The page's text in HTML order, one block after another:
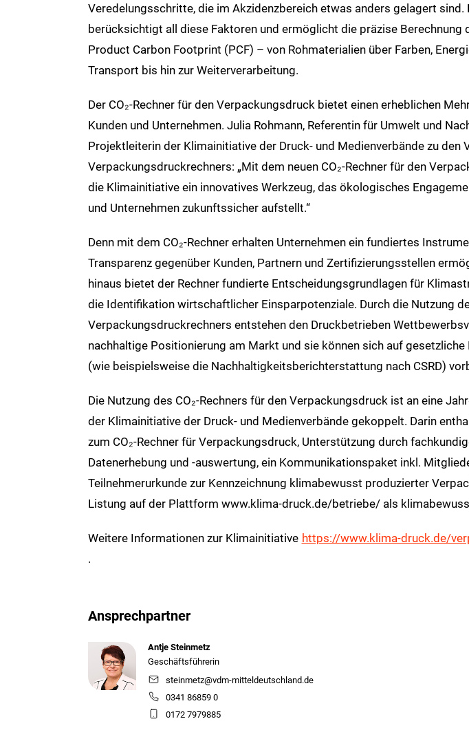
Veredelungsschritte, die im Akzidenzbereich etwas anders gelagert sind.
berücksichtigt all diese Faktoren und ermöglicht die präzise Berechnung
Product Carbon Footprint (PCF) – von Rohmaterialien über Farben,
Transport bis hin zur Weiterverarbeitung.
Der CO₂-Rechner für den Verpackungsdruck bietet einen erheblichen
Kunden und Unternehmen. Julia Rohmann, Referentin für Umwelt und
Projektleiterin der Klimainitiative der Druck- und Medienverbände zu den
Verpackungsdruckrechners: „Mit dem neuen CO₂-Rechner für den
die Klimainitiative ein innovatives Werkzeug, das ökologisches
und Unternehmen zukunftssicher aufstellt.“
Denn mit dem CO₂-Rechner erhalten Unternehmen ein fundiertes
Transparenz gegenüber Kunden, Partnern und Zertifizierungsstellen
hinaus bietet der Rechner fundierte Entscheidungsgrundlagen für
die Identifikation wirtschaftlicher Einsparpotenziale. Durch die Nutzung
Verpackungsdruckrechners entstehen den Druckbetrieben
nachhaltige Positionierung am Markt und sie können sich auf
(wie beispielsweise die Nachhaltigkeitsberichterstattung nach CSRD)
Die Nutzung des CO₂-Rechners für den Verpackungsdruck ist an eine
der Klimainitiative der Druck- und Medienverbände gekoppelt. Darin
zum CO₂-Rechner für Verpackungsdruck, Unterstützung durch
Datenerhebung und -auswertung, ein Kommunikationspaket inkl.
Teilnehmerurkunde zur Kennzeichnung klimabewusst produzierter
Listung auf der Plattform www.klima-druck.de/betriebe/ als
Weitere Informationen zur Klimainitiative https://www.klima-druck.de/
.
Ansprechpartner
Antje Steinmetz
Geschäftsführerin
steinmetz@vdm-mitteldeutschland.de
0341 86859 0
0172 7979885